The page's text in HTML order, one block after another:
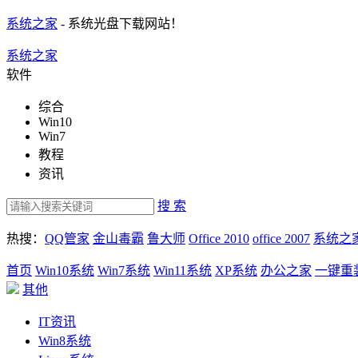
系统之家 - 系统光盘下载网站！
系统之家
软件
综合
Win10
Win7
教程
资讯
搜 索
热搜： QQ管家 金山毒霸 鲁大师 Office 2010 office 2007 系统之
首页 Win10系统 Win7系统 Win11系统 XP系统 办公之家 一键重
其他
IT资讯
Win8系统